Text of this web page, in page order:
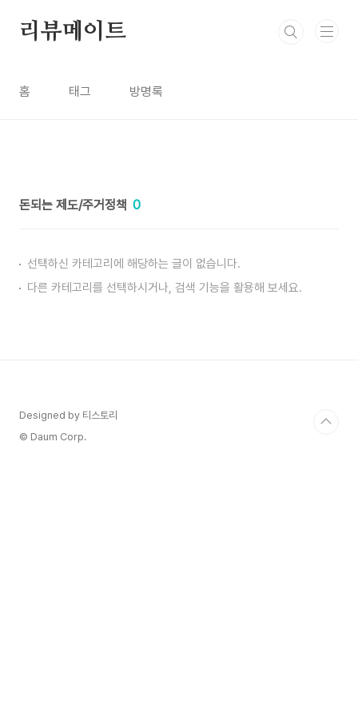
리뷰메이트
홈 태그 방명록
돈되는 제도/주거정책 0
선택하신 카테고리에 해당하는 글이 없습니다.
다른 카테고리를 선택하시거나, 검색 기능을 활용해 보세요.
Designed by 티스토리
© Daum Corp.